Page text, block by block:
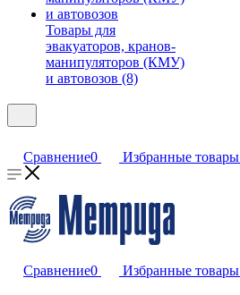
Товары для
эвакуаторов, кранов-
манипуляторов (КМУ)
и автовозов (8)
Сравнение0 Избранные товары
Сравнение0 Избранные товары